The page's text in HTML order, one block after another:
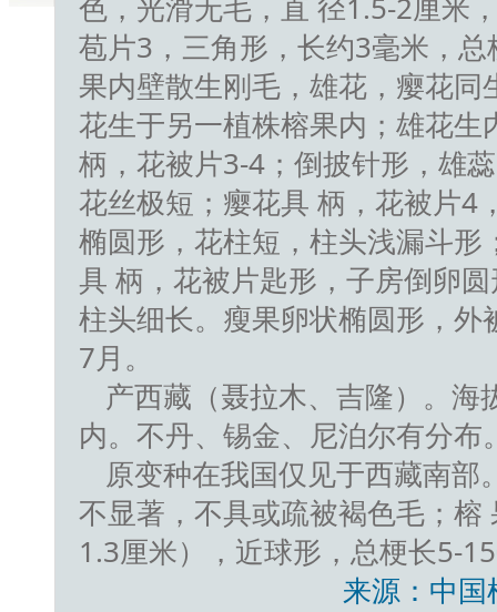
苞片3，三角形，长约3毫米，
果内壁散生刚毛，雄花，瘿花同
花生于另一植株榕果内；雄花生
柄，花被片3-4；倒披针形，雄
花丝极短；瘿花具 柄，花被片4
椭圆形，花柱短，柱头浅漏斗形
具 柄，花被片匙形，子房倒卵
柱头细长。瘦果卵状椭圆形，外
7月。
产西藏（聂拉木、吉隆）。海
内。不丹、锡金、尼泊尔有分布
原变种在我国仅见于西藏南部
不显著，不具或疏被褐色毛；榕
1.3厘米），近球形，总梗长5-
来源：中